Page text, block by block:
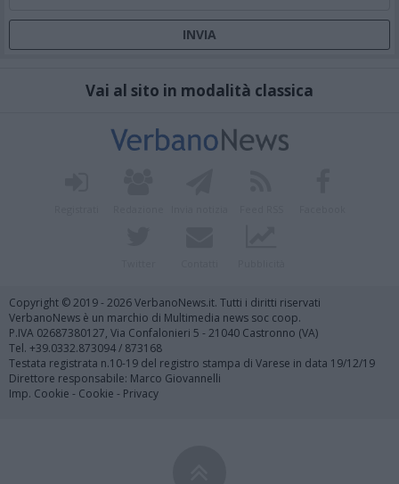
Vai al sito in modalità classica
Copyright © 2019 - 2026 VerbanoNews.it. Tutti i diritti riservati
VerbanoNews è un marchio di Multimedia news soc coop.
P.IVA 02687380127, Via Confalonieri 5 - 21040 Castronno (VA)
Tel. +39.0332.873094 / 873168
Testata registrata n.10-19 del registro stampa di Varese in data 19/12/19
Direttore responsabile: Marco Giovannelli
Imp. Cookie - Cookie - Privacy